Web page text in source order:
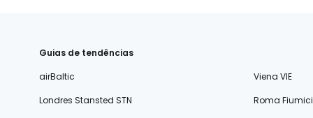
Guias de tendências
airBaltic
Viena VIE
Londres Stansted STN
Roma